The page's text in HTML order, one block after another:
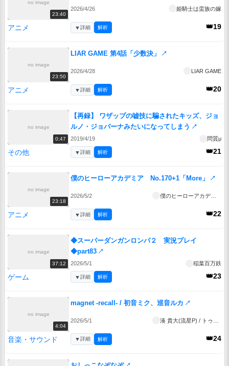
no image
23:40
2026/4/26 姫騎士は蛮族の嫁
アニメ 👑19
▼詳細 解析
no image
23:50
LIAR GAME 第4話「少数決」 ↗
2026/4/28 LIAR GAME
アニメ 👑20
▼詳細 解析
no image
0:47
【再録】 ワザップの嘘技に騙されたキッズ、ジョ
ルノ・ジョバーナみたいになってしまう ↗
2019/4/19 問質μ
その他 👑21
▼詳細 解析
no image
23:18
僕のヒーローアカデミア No.170+1「More」 ↗
2026/5/2
アニメ 👑22
▼詳細 解析
no image
37:12
◆スーパーダンガンロンパ２ 実況プレイ
◆part83 ↗
2026/5/1 稲葉百万鉄
ゲーム 👑23
▼詳細 解析
no image
4:04
magnet -recall- / 初音ミク、巡音ルカ ↗
2026/5/1
音楽・サウンド 👑24
▼詳細 解析